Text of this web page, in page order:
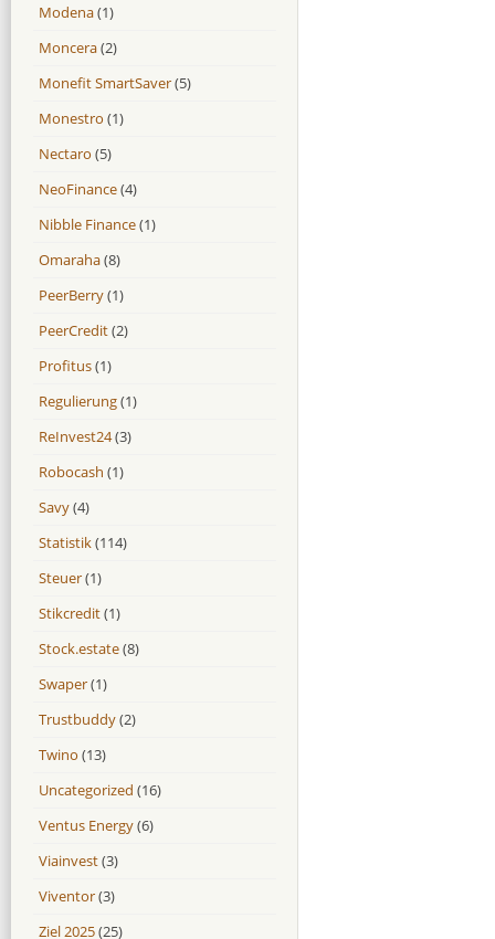
Modena(1)
Moncera(2)
Monefit SmartSaver(5)
Monestro (1)
Nectaro (5)
NeoFinance(4)
Nibble Finance(1)
Omaraha(8)
PeerBerry(1)
PeerCredit(2)
Profitus(1)
Regulierung(1)
ReInvest24(3)
Robocash (1)
Savy(4)
Statistik(114)
Steuer(1)
Stikcredit(1)
Stock.estate(8)
Swaper(1)
Trustbuddy(2)
Twino (13)
Uncategorized (16)
Ventus Energy(6)
Viainvest(3)
Viventor(3)
Ziel 2025(25)